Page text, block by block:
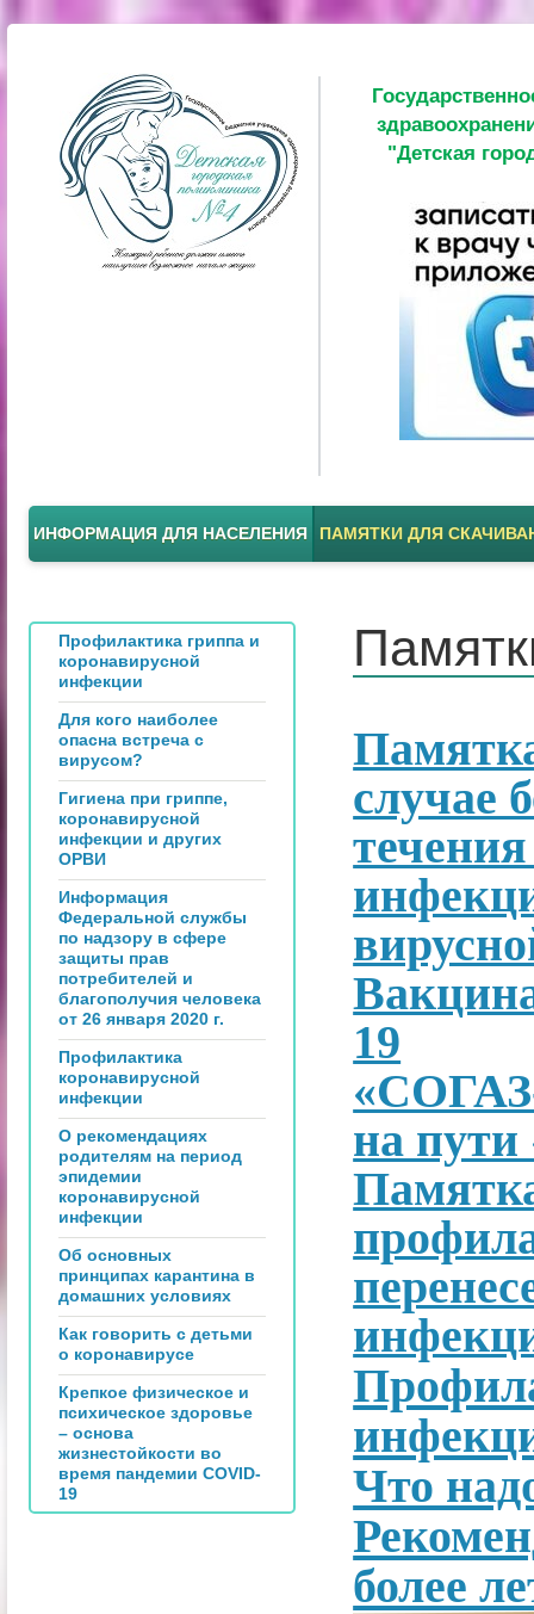
"Детская
ИНФОРМАЦИЯ ДЛЯ НАСЕЛЕНИЯ ПАМЯТКИ ДЛЯ
Профилактика гриппа и
коронавирусной
инфекции
Для кого наиболее
опасна встреча с
вирусом?
Гигиена при гриппе,
коронавирусной
инфекции и других
ОРВИ
Информация
Федеральной службы
по надзору в сфере
защиты прав
потребителей и
благополучия человека
от 26 января 2020 г.
Профилактика
коронавирусной
инфекции
О рекомендациях
родителям на период
эпидемии
коронавирусной
инфекции
Об основных
принципах карантина в
домашних условиях
Как говорить с детьми
о коронавирусе
Крепкое физическое и
психическое здоровье
– основа
жизнестойкости во
время пандемии COVID-
19
случае
19
на пути
Что
более